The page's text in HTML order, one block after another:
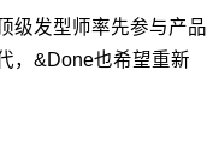
级发型师率先参与产品
，&Done也希望重新